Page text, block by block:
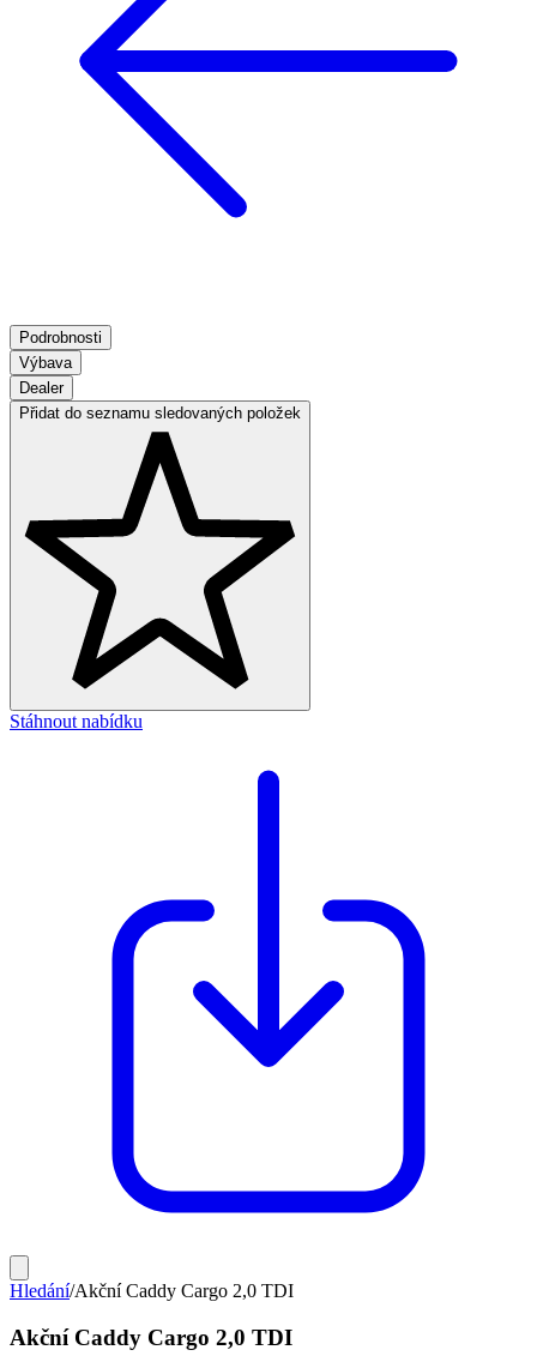
Podrobnosti
Výbava
Dealer
Přidat do seznamu sledovaných položek
Stáhnout nabídku
Hledání/Akční Caddy Cargo 2,0 TDI
Akční Caddy Cargo 2,0 TDI